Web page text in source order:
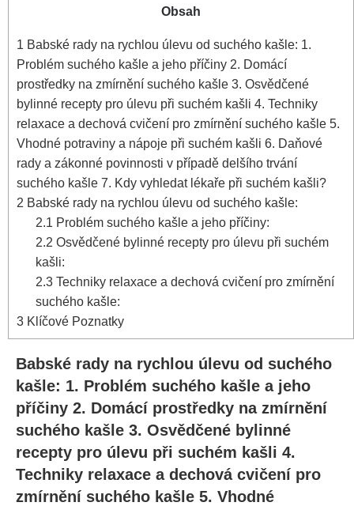
Obsah
1 Babské rady na rychlou úlevu od suchého⁢ kašle: 1.
Problém suchého kašle a jeho příčiny 2. Domácí
prostředky na zmírnění ⁤suchého kašle 3. Osvědčené​
bylinné recepty pro úlevu při suchém kašli 4. Techniky
relaxace a dechová cvičení pro zmírnění suchého kašle 5.
Vhodné‍ potraviny ⁢a nápoje při suchém kašli 6. Daňové
⁤rady a zákonné povinnosti v případě delšího ⁤trvání
⁢suchého kašle 7. Kdy vyhledat lékaře‌ při suchém‌ kašli?
2 Babské rady na rychlou úlevu od suchého kašle:
2.1 Problém suchého kašle a jeho příčiny:
2.2 Osvědčené bylinné recepty pro úlevu​ při suchém
kašli:
2.3 Techniky relaxace a dechová cvičení pro zmírnění⁢
suchého kašle:
3 Klíčové Poznatky
Babské rady na rychlou úlevu od suchého⁢
kašle: 1. Problém suchého kašle a jeho
příčiny 2. Domácí prostředky na zmírnění
⁤suchého kašle 3. Osvědčené​ bylinné
recepty pro úlevu při suchém kašli 4.
Techniky relaxace a dechová cvičení pro
zmírnění suchého kašle 5. Vhodné‍